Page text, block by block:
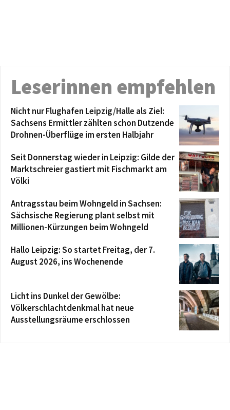
Leserinnen empfehlen
Nicht nur Flughafen Leipzig/Halle als Ziel:
Sachsens Ermittler zählten schon Dutzende
Drohnen-Überflüge im ersten Halbjahr
Seit Donnerstag wieder in Leipzig: Gilde der
Marktschreier gastiert mit Fischmarkt am
Völki
Antragsstau beim Wohngeld in Sachsen:
Sächsische Regierung plant selbst mit
Millionen-Kürzungen beim Wohngeld
Hallo Leipzig: So startet Freitag, der 7.
August 2026, ins Wochenende
Licht ins Dunkel der Gewölbe:
Völkerschlachtdenkmal hat neue
Ausstellungsräume erschlossen